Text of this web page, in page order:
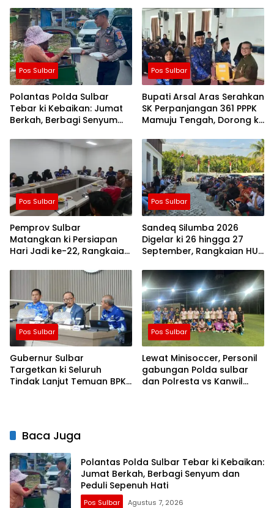
Pos Sulbar
Polantas Polda Sulbar
Tebar ki Kebaikan: Jumat
Berkah, Berbagi Senyum
Pos Sulbar
Bupati Arsal Aras Serahkan
SK Perpanjangan 361 PPPK
Mamuju Tengah, Dorong ki
Lebih Fleksibel
Pos Sulbar
Pemprov Sulbar
Matangkan ki Persiapan
Hari Jadi ke-22, Rangkaian
Masyarakat
Pos Sulbar
Sandeq Silumba 2026
Digelar ki 26 hingga 27
September, Rangkaian HUT
Pos Sulbar
Gubernur Sulbar
Targetkan ki Seluruh
Tindak Lanjut Temuan BPK
Pos Sulbar
Lewat Minisoccer, Personil
gabungan Polda sulbar
dan Polresta vs Kanwil
Baca Juga
Polantas Polda Sulbar Tebar ki Kebaikan:
Jumat Berkah, Berbagi Senyum dan
Peduli Sepenuh Hati
Pos Sulbar Agustus 7, 2026